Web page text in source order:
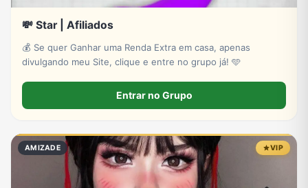
💸 Star | Afiliados
💰 Se quer Ganhar uma Renda Extra em casa, apenas
divulgando meu Site, clique e entre no grupo já! 🩵
Entrar no Grupo
AMIZADE VIP